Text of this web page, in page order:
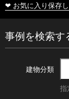
❤ お気に入り保存
事例を検索す
建物分類
指